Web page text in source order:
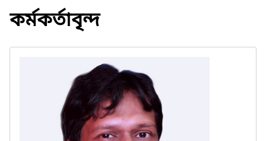
কর্মকর্তাবৃন্দ